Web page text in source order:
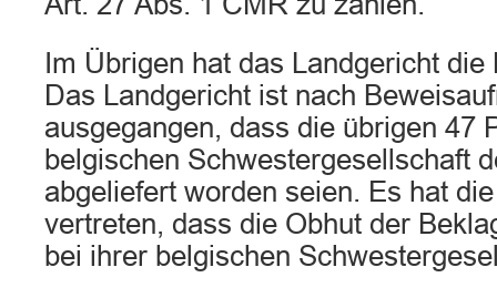
Im Übrigen hat das Landgericht
Das Landgericht ist nach
ausgegangen, dass die übrigen 47
belgischen Schwestergesellschaft
abgeliefert worden seien. Es hat
vertreten, dass die Obhut der
bei ihrer belgischen